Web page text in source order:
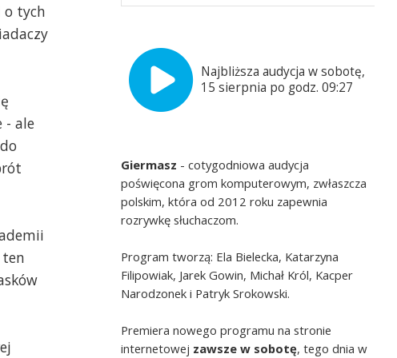
o tych
- ale
Najbliższa audycja w sobotę,
15 sierpnia po godz. 09:27
Giermasz - cotygodniowa audycja
poświęcona grom komputerowym, zwłaszcza
polskim, która od 2012 roku zapewnia
rozrywkę słuchaczom.
Program tworzą: Ela Bielecka, Katarzyna
Filipowiak, Jarek Gowin, Michał Król, Kacper
Narodzonek i Patryk Srokowski.
Premiera nowego programu na stronie
internetowej zawsze w sobotę, tego dnia w